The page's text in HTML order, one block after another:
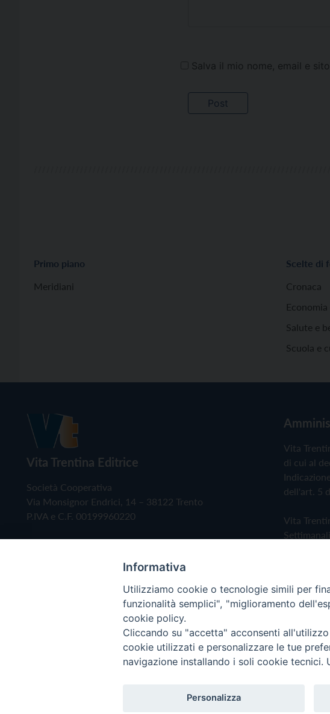
Salva il mio nome, email e
Primo piano
Meridiani
Scelte di
Cronaca
Salute e
Scuola e
Vita Trentina Editrice
Società Cooperativa
Via Monsignor Endrici, 14 – 38122 Trento
P.IVA e C.F. 00199960220
Vita
di cui al
dell'art. 5
Vita
Privacy
Copyright © 2019 - Tutti i diritti riservati - Vita Trentina
Informativa
Utilizziamo cookie o tecnologie simili per
funzionalità semplici", "miglioramento
cookie policy.
Cliccando su "accetta" acconsenti
cookie utilizzati e personalizzare le tue
navigazione installando i soli cookie
Personalizza